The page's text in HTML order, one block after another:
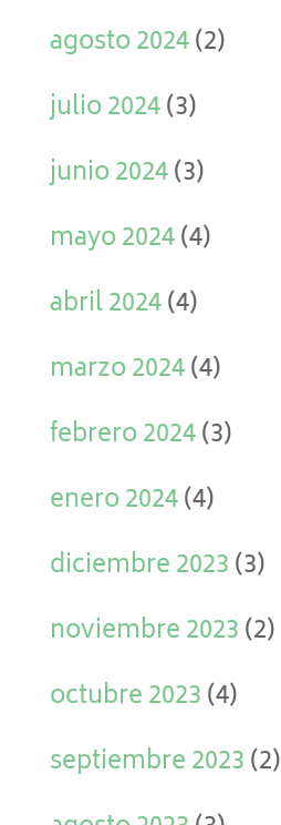
agosto 2024(2)
julio 2024(3)
junio 2024(3)
mayo 2024(4)
abril 2024(4)
marzo 2024(4)
febrero 2024(3)
enero 2024(4)
diciembre 2023(3)
noviembre 2023(2)
octubre 2023(4)
septiembre 2023(2)